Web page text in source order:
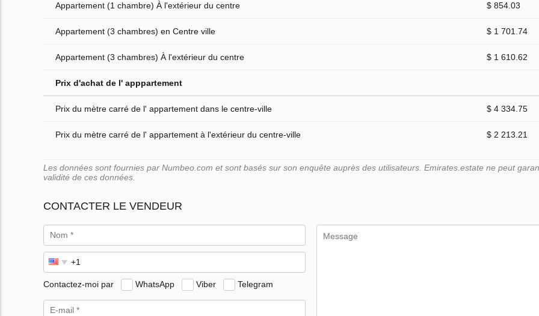
Appartement (1 chambre) À l'extérieur du centre $ 854.03
Appartement (3 chambres) en Centre ville $ 1 701.74
Appartement (3 chambres) À l'extérieur du centre $ 1 610.62
Prix d'achat de l' apppartement
Prix du mètre carré de l' appartement dans le centre-ville $ 4 334.75
Prix du mètre carré de l' appartement à l'extérieur du centre-ville $ 2 213.21
Les données sont fournies par Numbeo.com et sont basés sur son enquête auprès des utilisateurs. Emirates.estate ne peut
validité de ces données.
CONTACTER LE VENDEUR
Contactez-moi par WhatsApp Viber Telegram